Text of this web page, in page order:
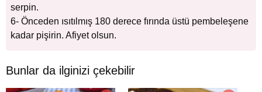
serpin.
6- Önceden ısıtılmış 180 derece fırında üstü pembeleşene
kadar pişirin. Afiyet olsun.
Bunlar da ilginizi çekebilir